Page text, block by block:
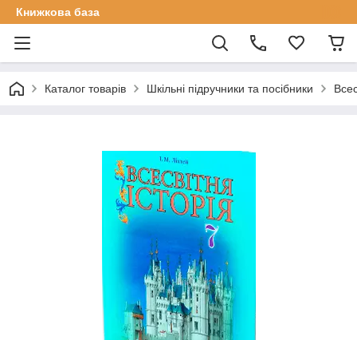
Книжкова база
Каталог товарів Шкільні підручники та посібники